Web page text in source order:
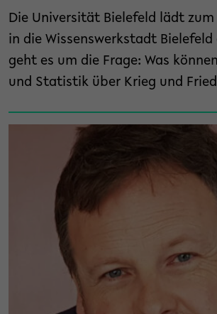
Die Universität Bielefeld lädt zum
in die Wissenswerkstadt Bielefeld
geht es um die Frage: Was
und Statistik über Krieg und